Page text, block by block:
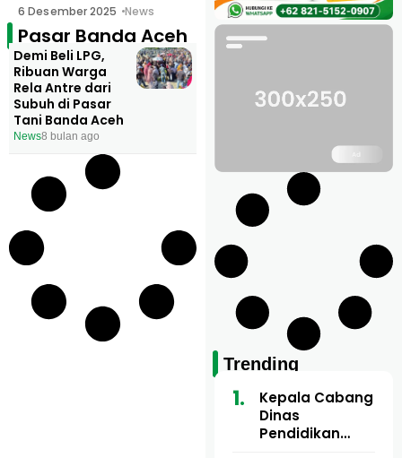
6 Desember 2025 News
Pasar Banda Aceh
Demi Beli LPG,
Ribuan Warga
Rela Antre dari
Subuh di Pasar
Tani Banda Aceh
News8 bulan ago
Trending
Kepala Cabang
Dinas
Pendidikan